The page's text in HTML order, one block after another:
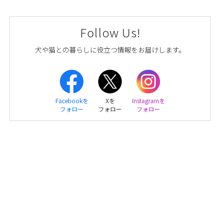
Follow Us!
犬や猫との暮らしに役立つ情報をお届けします。
Facebookを
フォロー
Xを
フォロー
Instagramを
フォロー